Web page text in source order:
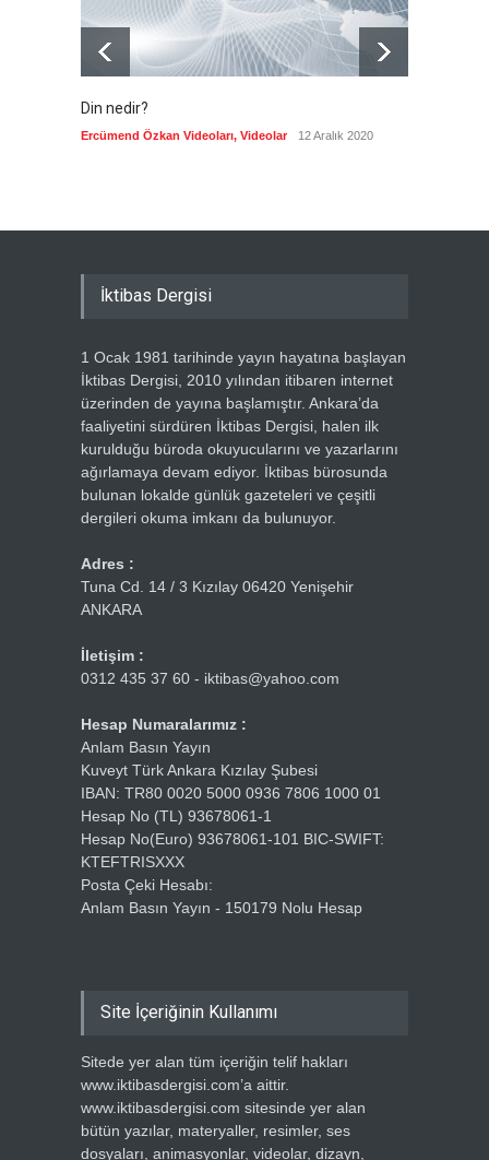
Din nedir?
Ercümend Özkan Videoları, Videolar 12 Aralık 2020
İktibas Dergisi
1 Ocak 1981 tarihinde yayın hayatına başlayan
İktibas Dergisi, 2010 yılından itibaren internet
üzerinden de yayına başlamıştır. Ankara’da
faaliyetini sürdüren İktibas Dergisi, halen ilk
kurulduğu büroda okuyucularını ve yazarlarını
ağırlamaya devam ediyor. İktibas bürosunda
bulunan lokalde günlük gazeteleri ve çeşitli
dergileri okuma imkanı da bulunuyor.
Adres :
Tuna Cd. 14 / 3 Kızılay 06420 Yenişehir
ANKARA
İletişim :
0312 435 37 60 - iktibas@yahoo.com
Hesap Numaralarımız :
Anlam Basın Yayın
Kuveyt Türk Ankara Kızılay Şubesi
IBAN: TR80 0020 5000 0936 7806 1000 01
Hesap No (TL) 93678061-1
Hesap No(Euro) 93678061-101 BIC-SWIFT:
KTEFTRISXXX
Posta Çeki Hesabı:
Anlam Basın Yayın - 150179 Nolu Hesap
Site İçeriğinin Kullanımı
Sitede yer alan tüm içeriğin telif hakları
www.iktibasdergisi.com’a aittir.
www.iktibasdergisi.com sitesinde yer alan
bütün yazılar, materyaller, resimler, ses
dosyaları, animasyonlar, videolar, dizayn,